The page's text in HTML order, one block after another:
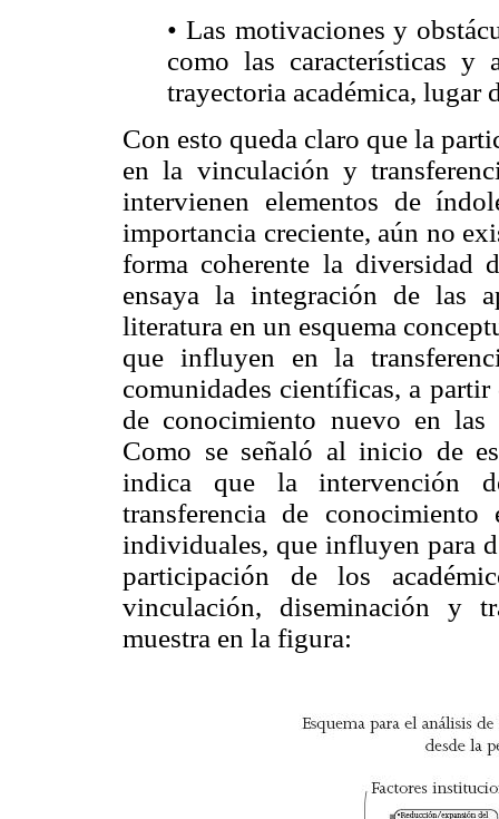
• Las motivaciones y
como las características y
trayectoria académica, lugar
Con esto queda claro que la
en la vinculación y
intervienen elementos de
importancia creciente, aún no
forma coherente la diversidad
ensaya la integración de las
literatura en un esquema
que influyen en la
comunidades científicas, a
de conocimiento nuevo en
Como se señaló al inicio de
indica que la intervención
transferencia de conocimiento
individuales, que influyen para
participación de los
vinculación, diseminación y
muestra en la figura: